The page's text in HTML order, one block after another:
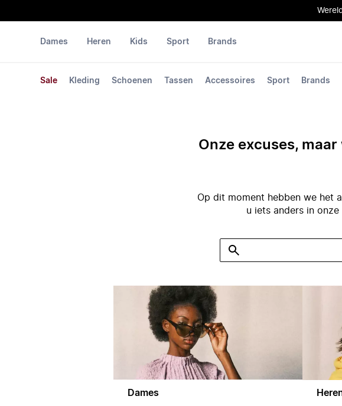
Dames
Sale Kleding Schoenen Tassen Accessoires Sport Brands
Heren Kids Sport Brands
Onze excuses,
Op dit moment hebben we het
u iets anders in
Dames